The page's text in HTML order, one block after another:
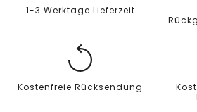
1-3 Werktage Lieferzeit
Kostenfreie Rücksendung